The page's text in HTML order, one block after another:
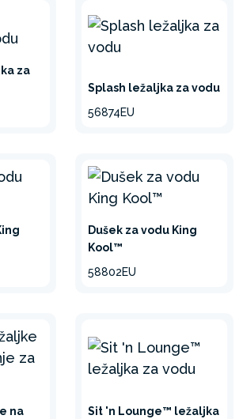
za
Splash ležaljka za vodu
56874EU
Dušek za vodu King
Kool™
58802EU
na
Sit 'n Lounge™ ležaljka